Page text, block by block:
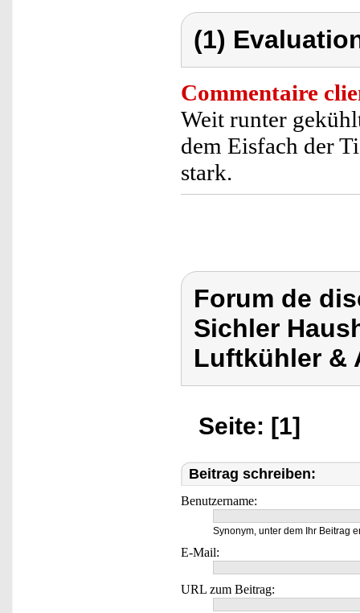
(1)
Commentaire
Weit runter
dem Eisfach der
stark.
Forum de
Sichler
Luftkühler &
Seite: [1]
Beitrag schreiben:
Benutzername:
Synonym, unter dem Ihr Beitrag
E-Mail:
URL zum Beitrag: